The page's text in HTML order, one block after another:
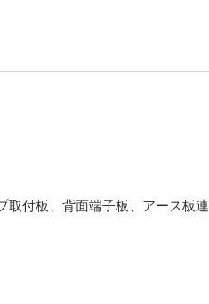
取付板、背面端子板、アース板連